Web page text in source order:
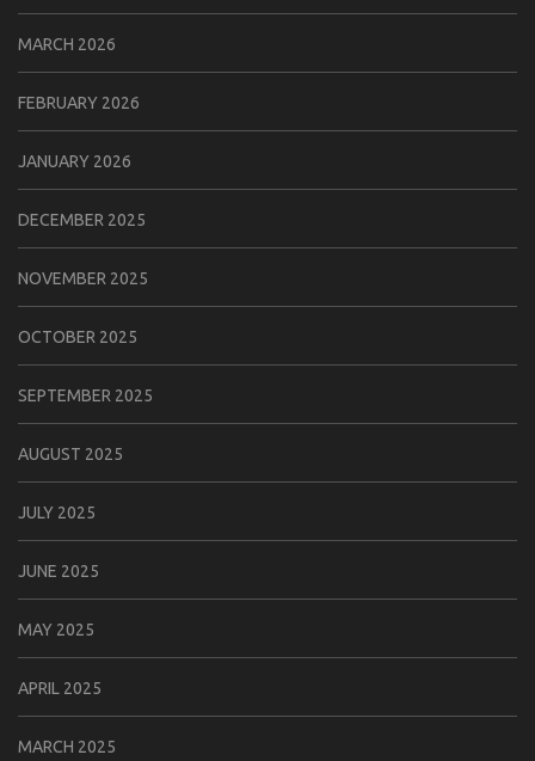
MARCH 2026
FEBRUARY 2026
JANUARY 2026
DECEMBER 2025
NOVEMBER 2025
OCTOBER 2025
SEPTEMBER 2025
AUGUST 2025
JULY 2025
JUNE 2025
MAY 2025
APRIL 2025
MARCH 2025